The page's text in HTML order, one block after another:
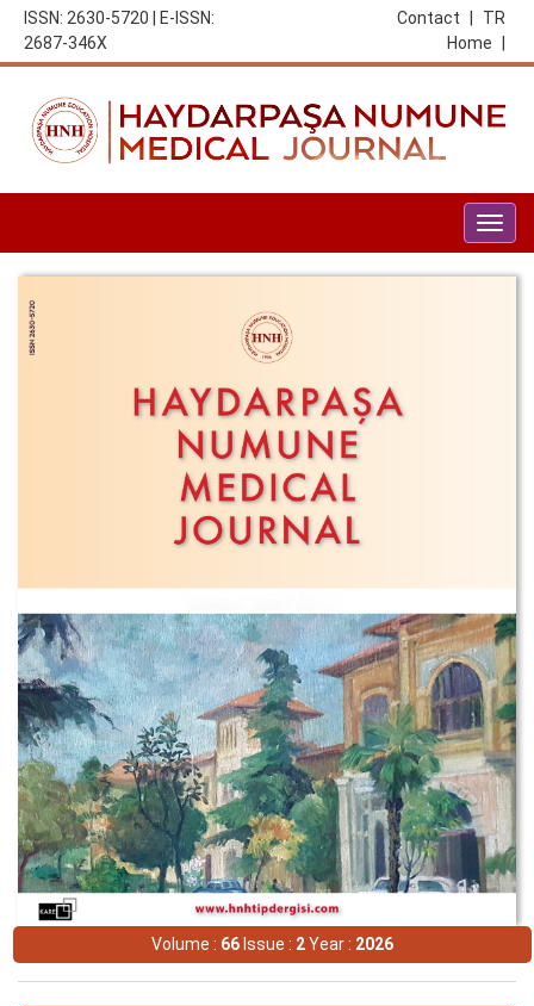
ISSN: 2630-5720 | E-ISSN:
2687-346X
TR
Contact
Home
Volume : 66Issue : 2Year : 2026